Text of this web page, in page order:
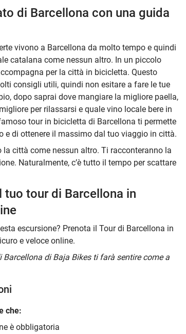
di Barcellona con una guida
vivono a Barcellona da molto tempo e quindi
catalana come nessun altro. In un piccolo
per la città in bicicletta. Questo
consigli utili, quindi non esitare a fare le tue
dopo saprai dove mangiare la migliore paella,
per rilassarsi e quale vino locale bere in
tour in bicicletta di Barcellona ti permette
e di ottenere il massimo dal tuo viaggio in città.
la città come nessun altro. Ti racconteranno la
Naturalmente, c’è tutto il tempo per scattare
tuo tour di Barcellona in
escursione? Prenota il Tour di Barcellona in
e veloce online.
di Baja Bikes ti farà sentire come a
che:
è obbligatoria